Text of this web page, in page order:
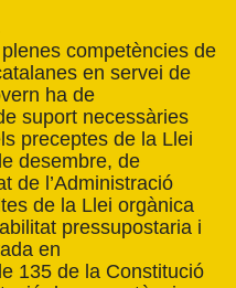
competències de
en servei de
ha de
suport necessàries
preceptes de la Llei
desembre, de
de l’Administració
de la Llei orgànica
pressupostaria i
en
135 de la Constitució